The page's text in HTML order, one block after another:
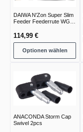
DAIWA N'Zon Super Slim
Feeder Feederrute WG
114,99 €
Optionen wählen
ANACONDA Storm Cap
Swivel 2pcs